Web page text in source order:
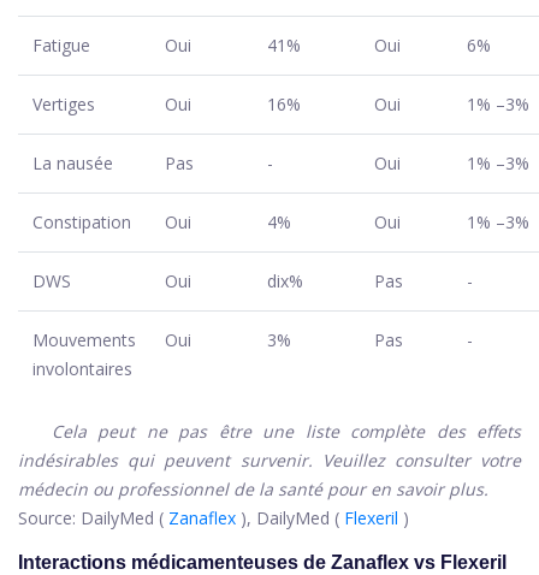
Fatigue Oui 41% Oui 6%
Vertiges Oui 16% Oui 1% –3%
La nausée Pas - Oui 1% –3%
Constipation Oui 4% Oui 1% –3%
DWS Oui dix% Pas -
Mouvements
involontaires
Oui 3% Pas -
Cela peut ne pas être une liste complète des effets
indésirables qui peuvent survenir. Veuillez consulter votre
médecin ou professionnel de la santé pour en savoir plus.
Source: DailyMed ( Zanaflex ), DailyMed ( Flexeril )
Interactions médicamenteuses de Zanaflex vs Flexeril